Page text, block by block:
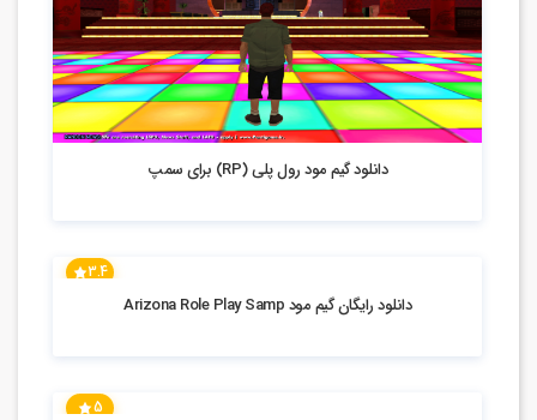
دانلود گیم مود رول پلی (RP) برای سمپ
3.4
دانلود رایگان گیم مود Arizona Role Play Samp
5